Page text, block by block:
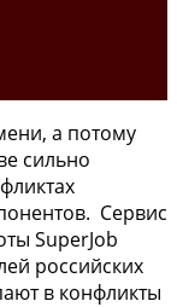
а потому
сильно
Сервис
SuperJob
российских
в конфликты